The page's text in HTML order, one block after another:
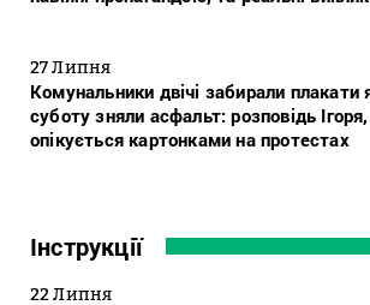
27 Липня
Комунальники двічі забирали плакати
суботу зняли асфальт: розповідь
опікується картонками на протестах
Інструкції
22 Липня